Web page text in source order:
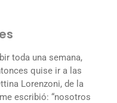
toda una semana,
quise ir a las
Lorenzoni, de la
escribió: “nosotros